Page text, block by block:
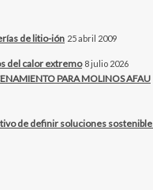
de litio-ión 25 abril 2009
del calor extremo 8 julio 2026
PARA MOLINOS AFAU
de definir soluciones